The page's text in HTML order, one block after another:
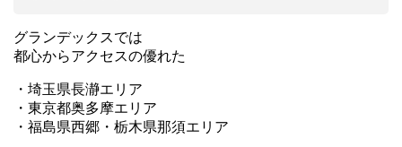
グランデックスでは
都心からアクセスの優れた
・埼玉県長瀞エリア
・東京都奥多摩エリア
・福島県西郷・栃木県那須エリア